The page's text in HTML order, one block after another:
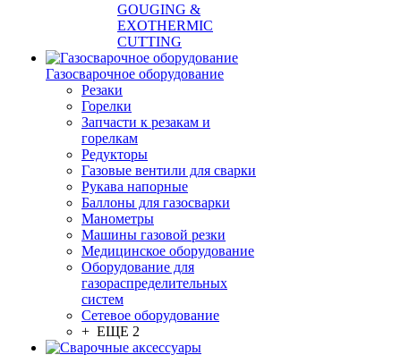
GOUGING &
EXOTHERMIC
CUTTING
Газосварочное оборудование
Резаки
Горелки
Запчасти к резакам и
горелкам
Редукторы
Газовые вентили для сварки
Рукава напорные
Баллоны для газосварки
Манометры
Машины газовой резки
Медицинское оборудование
Оборудование для
газораспределительных
систем
Сетевое оборудование
+ ЕЩЕ 2